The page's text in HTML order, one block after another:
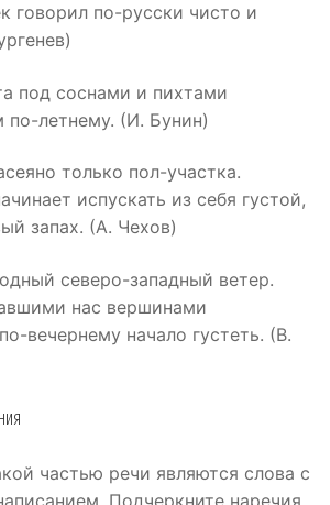
говорил по-русски чисто и
под соснами и пихтами
по-летнему. (И. Бунин)
только пол-участка.
испускать из себя густой,
запах. (А. Чехов)
северо-западный ветер.
нас вершинами
вечернему начало густеть. (В.
частью речи являются слова с
Подчеркните наречия